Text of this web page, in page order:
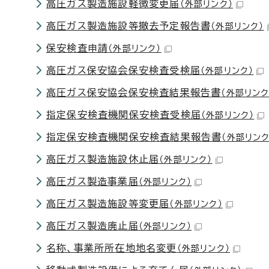
高圧ガス製造施設軽微変更届 （外部リンク）
高圧ガス製造施設等撤去予定報告書 （外部リンク）
保安検査申請 （外部リンク）
高圧ガス保安協会保安検査受検届 （外部リンク）
高圧ガス保安協会保安検査結果報告書 （外部リンク
指定保安検査機関保安検査受検届 （外部リンク）
指定保安検査機関保安検査結果報告書 （外部リンク
高圧ガス製造施設休止届 （外部リンク）
高圧ガス製造事業届 （外部リンク）
高圧ガス製造施設等変更届 （外部リンク）
高圧ガス製造廃止届 （外部リンク）
名称、事業所所在地地名変更 （外部リンク）